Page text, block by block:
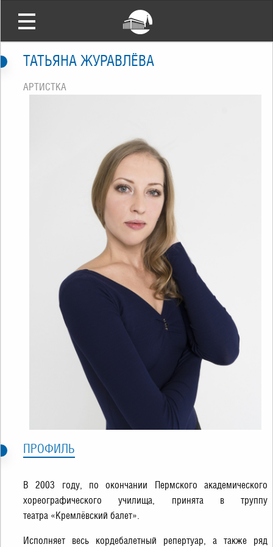
ТАТЬЯНА ЖУРАВЛЁВА
АРТИСТКА
ПРОФИЛЬ
В 2003 году, по окончании Пермского академического
хореографического училища, принята в труппу
театра «Кремлёвский балет».
Исполняет весь кордебалетный репертуар, а также ряд